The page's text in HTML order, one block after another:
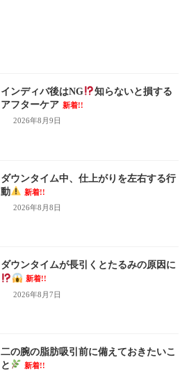
インディバ後はNG
知らないと損する
アフターケア 新着!!
2026年8月9日
ダウンタイム中、仕上がりを左右する行
動
新着!!
2026年8月8日
ダウンタイムが長引くとたるみの原因に
新着!!
2026年8月7日
二の腕の脂肪吸引前に備えておきたいこ
と
新着!!